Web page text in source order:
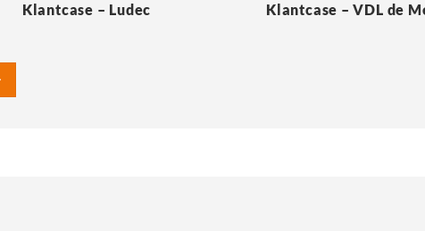
Klantcase – Ludec Klantcase – VDL de